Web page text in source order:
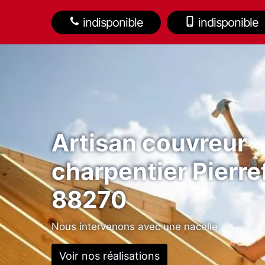
indisponible indisponible
Artisan couvreur
charpentier
88270
Nous intervenons avec une nacelle
Voir nos réalisations